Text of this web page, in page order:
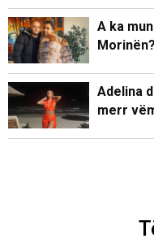
A ka
Adelina
merr